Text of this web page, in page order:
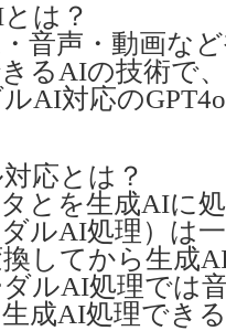
は？
音声・動画な
るAIの技術で
AI対応の
応とは？
とを生成AIに
ルAI処理）は
してから生成
ルAI処理では
生成AI処理でき